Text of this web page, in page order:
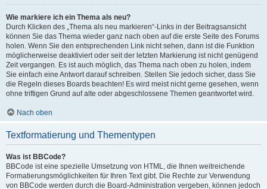
Wie markiere ich ein Thema als neu?
Durch Klicken des „Thema als neu markieren“-Links in der Beitragsansicht
können Sie das Thema wieder ganz nach oben auf die erste Seite des Forums
holen. Wenn Sie den entsprechenden Link nicht sehen, dann ist die Funktion
möglicherweise deaktiviert oder seit der letzten Markierung ist nicht genügend
Zeit vergangen. Es ist auch möglich, das Thema nach oben zu holen, indem
Sie einfach eine Antwort darauf schreiben. Stellen Sie jedoch sicher, dass Sie
die Regeln dieses Boards beachten! Es wird meist nicht gerne gesehen, wenn
ohne triftigen Grund auf alte oder abgeschlossene Themen geantwortet wird.
Nach oben
Textformatierung und Thementypen
Was ist BBCode?
BBCode ist eine spezielle Umsetzung von HTML, die Ihnen weitreichende
Formatierungsmöglichkeiten für Ihren Text gibt. Die Rechte zur Verwendung
von BBCode werden durch die Board-Administration vergeben, können jedoch